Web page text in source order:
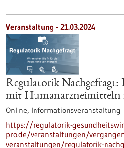
Veranstaltung - 21.03.2024
Regulatorik Nachgefragt:
mit Humanarzneimitteln
Online, Informationsveranstaltung
https://regulatorik-
pro.de/veranstaltungen/
veranstaltungen/regulatorik-